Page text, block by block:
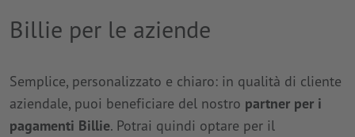
Billie per le aziende
Semplice, personalizzato e chiaro: in qualità di cliente
aziendale, puoi beneficiare del nostro partner per i
pagamenti Billie. Potrai quindi optare per il